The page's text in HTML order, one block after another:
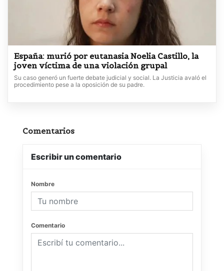
España: murió por eutanasia Noelia Castillo, la
joven víctima de una violación grupal
Su caso generó un fuerte debate judicial y social. La Justicia avaló el
procedimiento pese a la oposición de su padre.
Comentarios
Escribir un comentario
Nombre
Comentario